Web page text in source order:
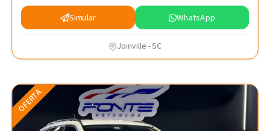
Simular WhatsApp
Joinville - SC
OFERTA